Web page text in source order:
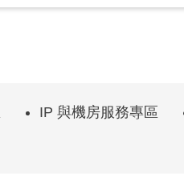
IP 與機房服務專區